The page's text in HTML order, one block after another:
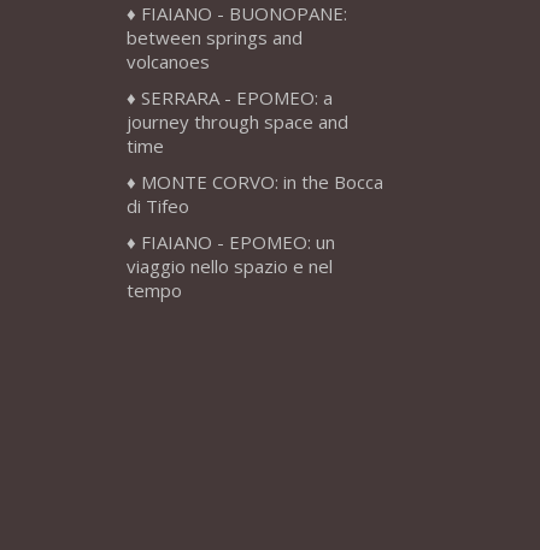
FIAIANO - BUONOPANE:
between springs and
volcanoes
SERRARA - EPOMEO: a
journey through space and
time
MONTE CORVO: in the Bocca
di Tifeo
FIAIANO - EPOMEO: un
viaggio nello spazio e nel
tempo